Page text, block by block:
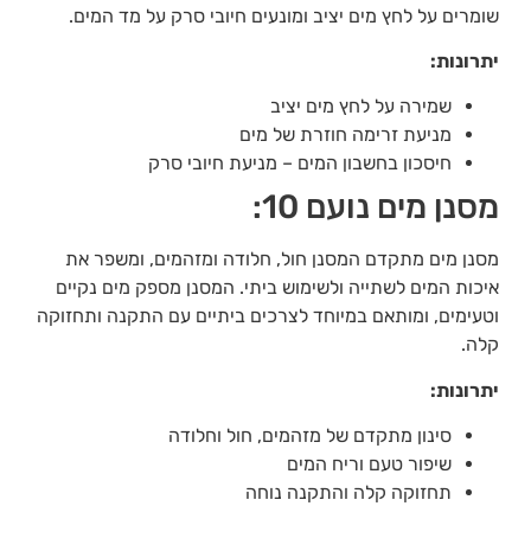
שומרים על לחץ מים יציב ומונעים חיובי סרק על מד המים.
יתרונות:
שמירה על לחץ מים יציב
מניעת זרימה חוזרת של מים
חיסכון בחשבון המים – מניעת חיובי סרק
מסנן מים נועם 10:
מסנן מים מתקדם המסנן חול, חלודה ומזהמים, ומשפר את
איכות המים לשתייה ולשימוש ביתי. המסנן מספק מים נקיים
וטעימים, ומותאם במיוחד לצרכים ביתיים עם התקנה ותחזוקה
קלה.
יתרונות:
סינון מתקדם של מזהמים, חול וחלודה
שיפור טעם וריח המים
תחזוקה קלה והתקנה נוחה